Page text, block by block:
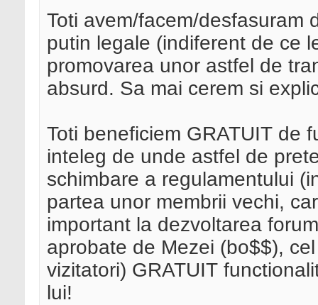
Toti avem/facem/desfasuram
putin legale (indiferent de ce
promovarea unor astfel de
absurd. Sa mai cerem si
Toti beneficiem GRATUIT de
inteleg de unde astfel de
schimbare a regulamentului
partea unor membrii vechi,
important la dezvoltarea
aprobate de Mezei (bo$$),
vizitatori) GRATUIT
lui!